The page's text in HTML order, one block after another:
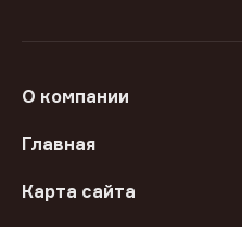
О компании
Главная
Карта сайта